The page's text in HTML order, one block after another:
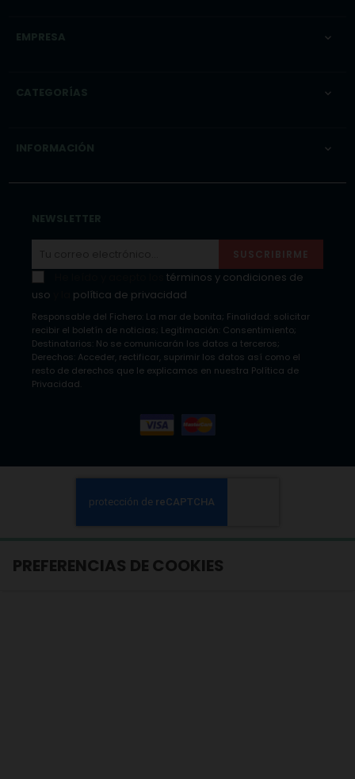
EMPRESA 
CATEGORÍAS 
INFORMACIÓN 
NEWSLETTER
SUSCRIBIRME
términos y condiciones de
uso
política de privacidad
Responsable del Fichero: La mar de bonita; Finalidad: solicitar
recibir el boletín de noticias; Legitimación: Consentimiento;
Destinatarios: No se comunicarán los datos a terceros;
Derechos: Acceder, rectificar, suprimir los datos así como el
resto de derechos que le explicamos en nuestra Política de
Privacidad.
PREFERENCIAS DE COOKIES